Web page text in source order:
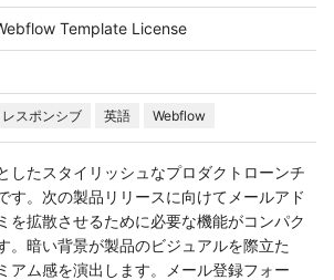
Template License
レスポンシブ 英語 Webflow
したスタイリッシュなプロダクトローンチ
す。次の製品リリースに向けてメールアド
を拡散させるために必要な機能がコンパク
。暗い背景が製品のビジュアルを際立た
アム感を演出します。メール登録フォー